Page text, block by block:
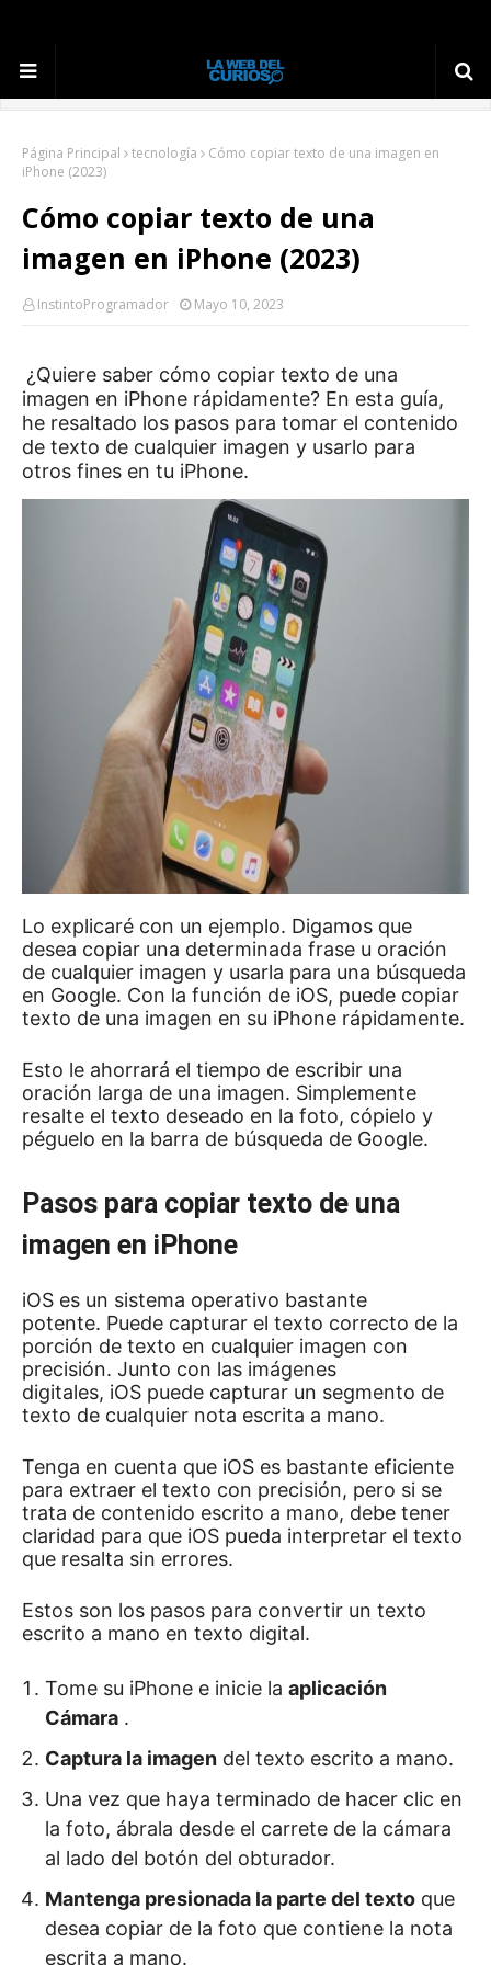
Página Principal tecnología
Cómo copiar texto de una imagen en
iPhone (2023)
Cómo copiar texto de una
imagen en iPhone (2023)
InstintoProgramador Mayo 10, 2023
¿Quiere saber cómo copiar texto de una
imagen en iPhone rápidamente? En esta guía,
he resaltado los pasos para tomar el contenido
de texto de cualquier imagen y usarlo para
otros fines en tu iPhone.
Lo explicaré con un ejemplo. Digamos que
desea copiar una determinada frase u oración
de cualquier imagen y usarla para una búsqueda
en Google. Con la función de iOS, puede copiar
texto de una imagen en su iPhone rápidamente.
Esto le ahorrará el tiempo de escribir una
oración larga de una imagen. Simplemente
resalte el texto deseado en la foto, cópielo y
péguelo en la barra de búsqueda de Google.
Pasos para copiar texto de una
imagen en iPhone
iOS es un sistema operativo bastante
potente. Puede capturar el texto correcto de la
porción de texto en cualquier imagen con
precisión. Junto con las imágenes
digitales, iOS puede capturar un segmento de
texto de cualquier nota escrita a mano.
Tenga en cuenta que iOS es bastante eficiente
para extraer el texto con precisión, pero si se
trata de contenido escrito a mano, debe tener
claridad para que iOS pueda interpretar el texto
que resalta sin errores.
Estos son los pasos para convertir un texto
escrito a mano en texto digital.
Tome su iPhone e inicie la aplicación
Cámara .
Captura la imagen del texto escrito a mano.
Una vez que haya terminado de hacer clic en
la foto, ábrala desde el carrete de la cámara
al lado del botón del obturador.
Mantenga presionada la parte del texto que
desea copiar de la foto que contiene la nota
escrita a mano.